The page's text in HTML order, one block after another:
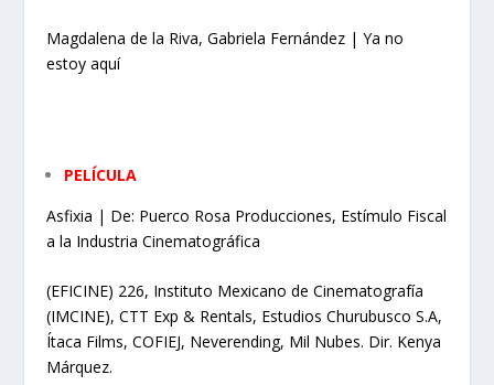
Magdalena de la Riva, Gabriela Fernández | Ya no
estoy aquí
PELÍCULA
Asfixia | De: Puerco Rosa Producciones, Estímulo Fiscal
a la Industria Cinematográfica
(EFICINE) 226, Instituto Mexicano de Cinematografía
(IMCINE), CTT Exp & Rentals, Estudios Churubusco S.A,
Ítaca Films, COFIEJ, Neverending, Mil Nubes. Dir. Kenya
Márquez.